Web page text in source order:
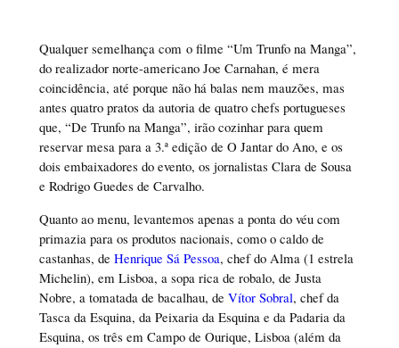
Qualquer semelhança com o filme “Um Trunfo na Manga”,
do realizador norte-americano Joe Carnahan, é mera
coincidência, até porque não há balas nem mauzões, mas
antes quatro pratos da autoria de quatro chefs portugueses
que, “De Trunfo na Manga”, irão cozinhar para quem
reservar mesa para a 3.ª edição de O Jantar do Ano, e os
dois embaixadores do evento, os jornalistas Clara de Sousa
e Rodrigo Guedes de Carvalho.
Quanto ao menu, levantemos apenas a ponta do véu com
primazia para os produtos nacionais, como o caldo de
castanhas, de Henrique Sá Pessoa, chef do Alma (1 estrela
Michelin), em Lisboa, a sopa rica de robalo, de Justa
Nobre, a tomatada de bacalhau, de Vítor Sobral, chef da
Tasca da Esquina, da Peixaria da Esquina e da Padaria da
Esquina, os três em Campo de Ourique, Lisboa (além da